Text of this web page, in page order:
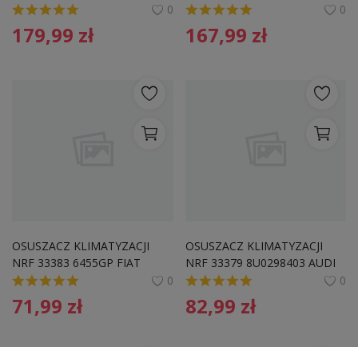
SKODA
0
179,99 zł
NISSAN
0
167,99 zł
OSUSZACZ KLIMATYZACJI
NRF 33383 6455GP FIAT
0
71,99 zł
OSUSZACZ KLIMATYZACJI
NRF 33379 8U0298403 AUDI
0
82,99 zł